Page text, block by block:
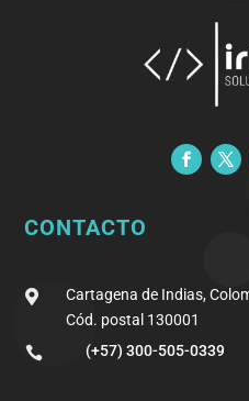
CONTACTO

Cartagena de Indias,
Cód. postal 130001

(+57) 300-505-0339